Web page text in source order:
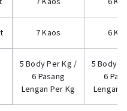
7 Kaos 6
5 Body Per Kg /
6 Pasang
Lengan Per Kg
5 Body
6
Lengan